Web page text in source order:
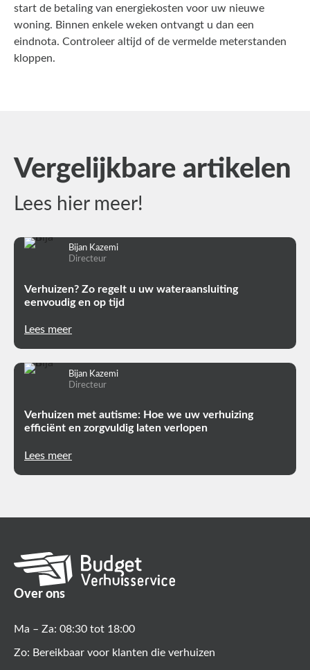
start de betaling van energiekosten voor uw nieuwe
woning. Binnen enkele weken ontvangt u dan een
eindnota. Controleer altijd of de vermelde meterstanden
kloppen.
Vergelijkbare artikelen
Lees hier meer!
Bijan Kazemi
Directeur
Verhuizen? Zo regelt u uw wateraansluiting
eenvoudig en op tijd
Lees meer
Bijan Kazemi
Directeur
Verhuizen met autisme: Hoe we uw verhuizing
efficiënt en zorgvuldig laten verlopen
Lees meer
Over ons
Ma – Za: 08:30 tot 18:00
Zo: Bereikbaar voor klanten die verhuizen